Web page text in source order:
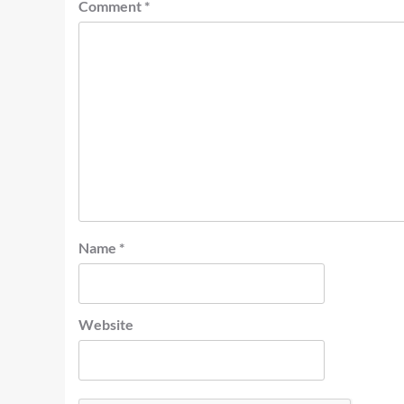
Comment *
Name *
Website